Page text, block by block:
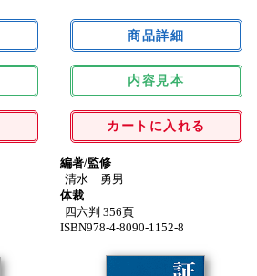
内容見本
カートに入れる
編著/監修
清水 勇男
体裁
四六判 356頁
ISBN978-4-8090-1152-8